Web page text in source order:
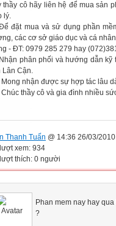
thầy cô hãy liên hệ để mua sản
lý.
đặt mua và sử dụng phần
các cơ sở giáo dục và cá
- ĐT: 0979 285 279 hay
phân phối và hướng dẫn kỹ
Lân Cận.
nhận được sự hợp tác lâu
thầy cô và gia đình nhiều
Thanh Tuấn @ 14:36 26/03/2010
xem: 934
thích: 0 người
Phan mem nay hay
?